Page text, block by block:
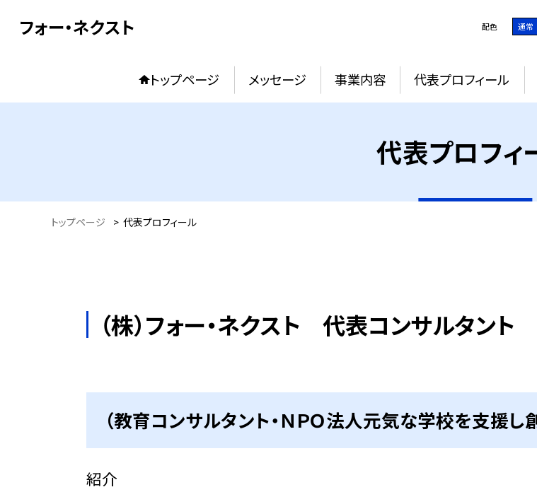
フォー・ネクスト 配色 通常
トップページ メッセージ 事業内容 代表プロフィール
代表プロフィ
トップページ > 代表プロフィール
（株）フォー・ネクスト 代表コンサルタン
（教育コンサルタント・ＮＰＯ法人元気な学校を支援し
紹介